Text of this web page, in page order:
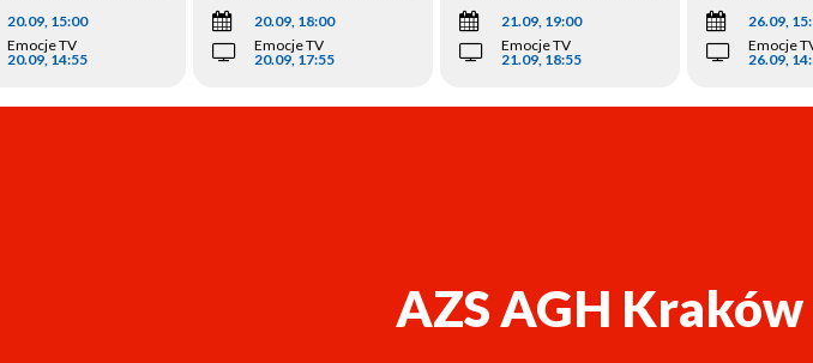
20.09, 15:00
Emocje TV
20.09, 14:55
20.09, 18:00
Emocje TV
20.09, 17:55
21.09, 19:00
Emocje TV
21.09, 18:55
26.09,
Emocje
26.09,
AZS AGH Kraków